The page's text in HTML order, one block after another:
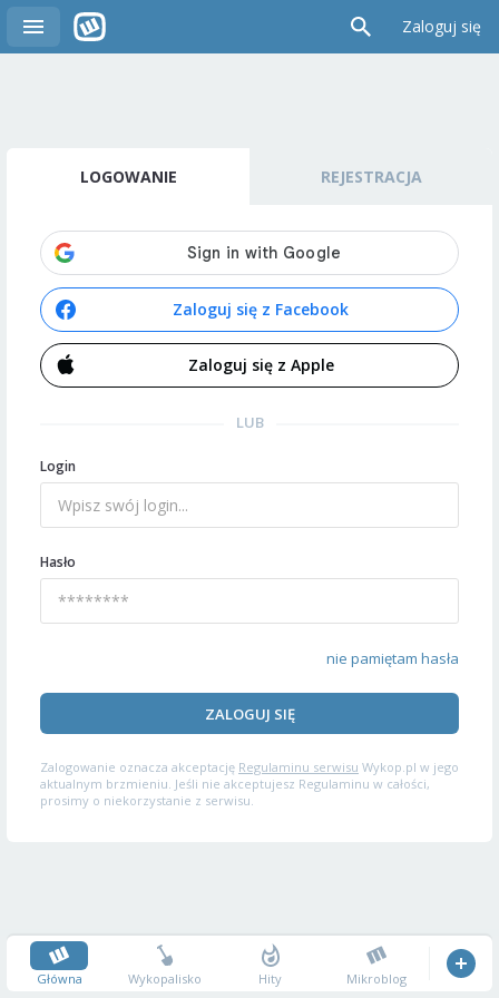
Zaloguj się
LOGOWANIE REJESTRACJA
Zaloguj się z Facebook
Zaloguj się z Apple
LUB
Login
Hasło
nie pamiętam hasła
ZALOGUJ SIĘ
Zalogowanie oznacza akceptację Regulaminu serwisu Wykop.pl w jego
aktualnym brzmieniu. Jeśli nie akceptujesz Regulaminu w całości,
prosimy o niekorzystanie z serwisu.
Główna Wykopalisko Hity Mikroblog